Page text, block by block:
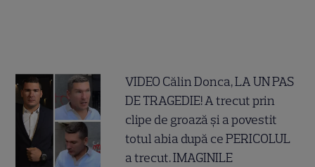
VIDEO Călin Donca, LA UN PAS
DE TRAGEDIE! A trecut prin
clipe de groază și a povestit
totul abia după ce PERICOLUL
a trecut. IMAGINILE